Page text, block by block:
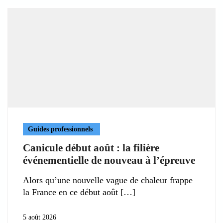
Guides professionnels
Canicule début août : la filière
événementielle de nouveau à l’épreuve
Alors qu’une nouvelle vague de chaleur frappe
la France en ce début août
5 août 2026